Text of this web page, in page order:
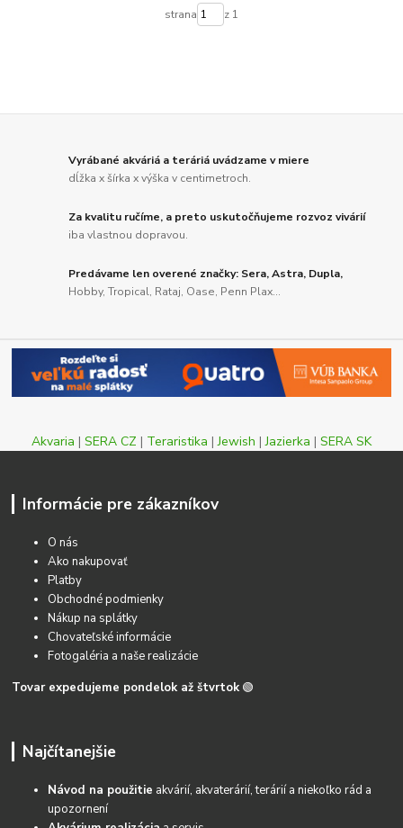
strana z 1
Vyrábané akváriá a teráriá uvádzame v miere
dĺžka x šírka x výška v centimetroch.
Za kvalitu ručíme, a preto uskutočňujeme rozvoz vivárií
iba vlastnou dopravou.
Predávame len overené značky: Sera, Astra, Dupla,
Hobby, Tropical, Rataj, Oase, Penn Plax...
Akvaria | SERA CZ | Teraristika |Jewish |Jazierka | SERA SK
Informácie pre zákazníkov
O nás
Ako nakupovať
Platby
Obchodné podmienky
Nákup na splátky
Chovateľské informácie
Fotogaléria a naše realizácie
Tovar expedujeme pondelok až štvrtok 🟢
Najčítanejšie
Návod na použitie akvárií, akvaterárií, terárií a niekoľko rád a
upozornení